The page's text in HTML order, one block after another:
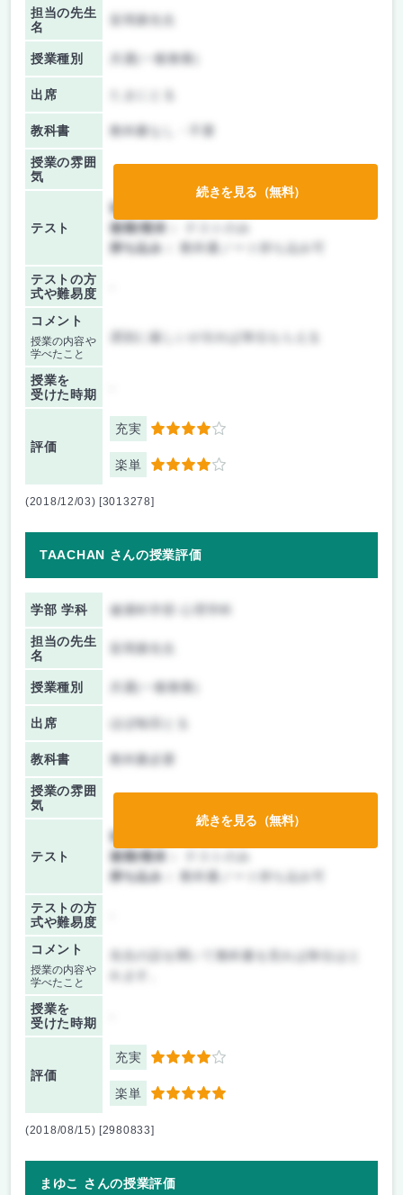
担当の先生
名
授業種別 共通(一般教養)
出席
教科書 教科書なし・不要
授業の雰囲
気
テスト
前期/中間：
後期/期末：
持ち込み：
教科書ノート持ち込み可
テストの方
式や難易度
コメント
授業の内容や
学べたこと
遅刻に厳しいが出れば単位もらえる
授業を
受けた時期
評価
充実 4
楽単 4
続きを見る（無料）
(2018/12/03) [3013278]
TAACHAN さんの授業評価
学部 学科 健康科学部 心理学科
担当の先生
名
授業種別 共通(一般教養)
出席 ほぼ毎回とる
教科書 教科書必要
授業の雰囲
気
テスト
前期/中間：
後期/期末：
持ち込み：
教科書ノート持ち込み可
テストの方
式や難易度
コメント
授業の内容や
学べたこと
先生の話を聞いて教科書を見れば単位はと
授業を
受けた時期
評価
充実 4
楽単 5
続きを見る（無料）
(2018/08/15) [2980833]
まゆこ さんの授業評価